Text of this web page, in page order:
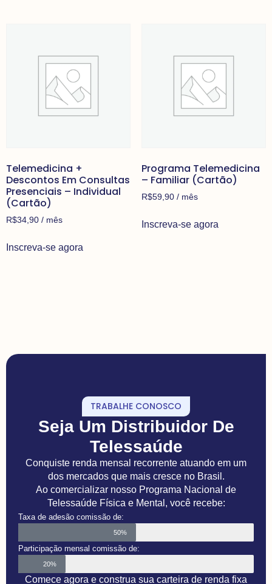
Telemedicina +
Descontos Em Consultas
Presenciais – Individual
(Cartão)
R$34,90 / mês
Inscreva-se agora
Programa Telemedicina
– Familiar (Cartão)
R$59,90 / mês
Inscreva-se agora
TRABALHE CONOSCO
Seja Um Distribuidor De
Telessaúde
Conquiste renda mensal recorrente atuando em um
dos mercados que mais cresce no Brasil.
Ao comercializar nosso Programa Nacional de
Telessaúde Física e Mental, você recebe:
Taxa de adesão comissão de:
50%
Participação mensal comissão de:
20%
Comece agora e construa sua carteira de renda fixa